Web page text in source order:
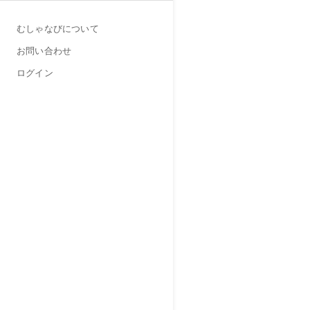
むしゃなびについて
お問い合わせ
ログイン